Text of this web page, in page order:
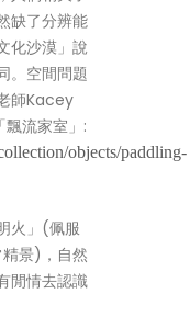
缺了分辨能
化沙漠」說
。空間問題
師Kacey
流家室」:
objects/paddling-
火」(佩服
景)，自然
閒情去認識